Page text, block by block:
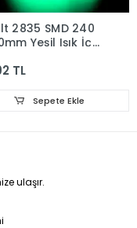
2835 SMD 240
Yeşil Işık İç
TL
Sepete Ekle
ulaşır.